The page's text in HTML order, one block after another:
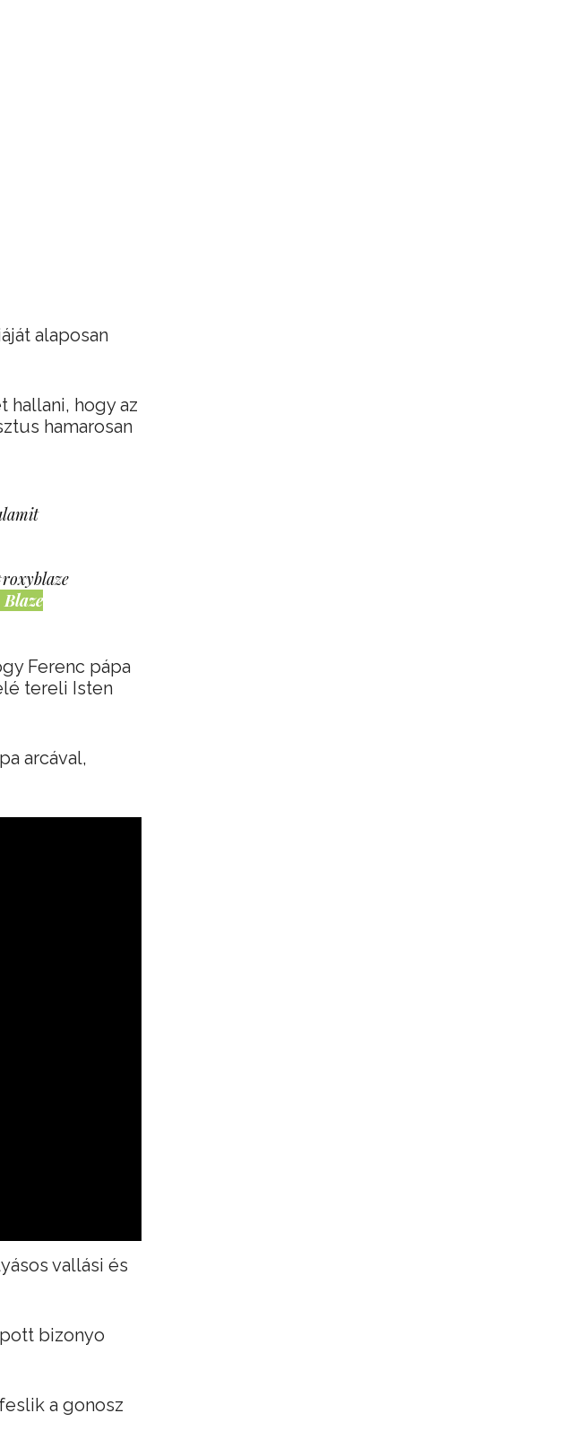
alaposan
hallani, hogy az
hamarosan
Ferenc pápa
tereli Isten
arcával,
vallási és
bizonyo
a gonosz